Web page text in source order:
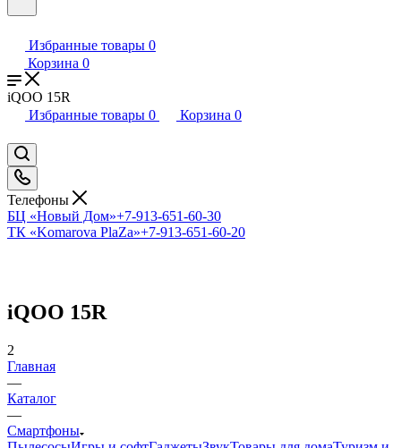
Избранные товары 0
Корзина 0
iQOO 15R
Избранные товары 0 Корзина 0
Телефоны
БЦ «Новый Дом»+7-913-651-60-30
ТК «Komarova PlaZa»+7-913-651-60-20
iQOO 15R
2
Главная
—
Каталог
—
Смартфоны